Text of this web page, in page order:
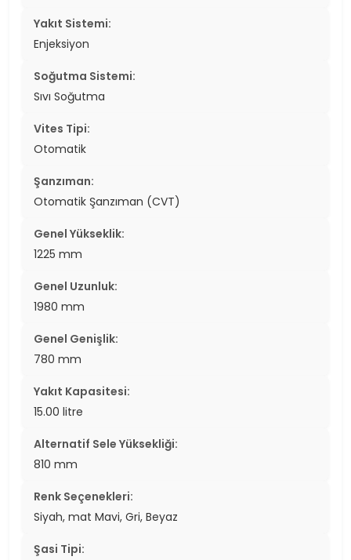
Yakıt Sistemi:
Enjeksiyon
Soğutma Sistemi:
Sıvı Soğutma
Vites Tipi:
Otomatik
Şanzıman:
Otomatik Şanzıman (CVT)
Genel Yükseklik:
1225 mm
Genel Uzunluk:
1980 mm
Genel Genişlik:
780 mm
Yakıt Kapasitesi:
15.00 litre
Alternatif Sele Yüksekliği:
810 mm
Renk Seçenekleri:
Siyah, mat Mavi, Gri, Beyaz
Şasi Tipi: